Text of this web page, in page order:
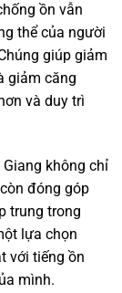
ồn vẫn
thể của người
giúp giảm
giảm căng
và duy trì
không chỉ
đóng góp
trung trong
lựa chọn
với tiếng ồn
mình.